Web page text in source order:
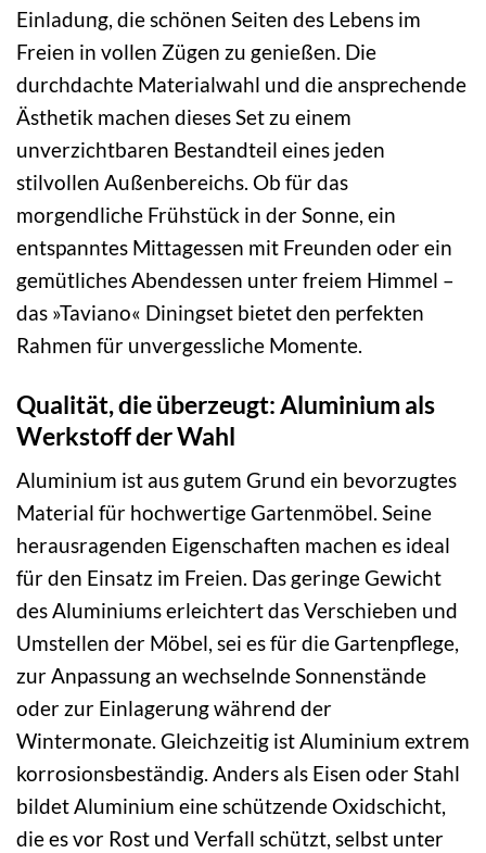
Einladung, die schönen Seiten des Lebens im
Freien in vollen Zügen zu genießen. Die
durchdachte Materialwahl und die ansprechende
Ästhetik machen dieses Set zu einem
unverzichtbaren Bestandteil eines jeden
stilvollen Außenbereichs. Ob für das
morgendliche Frühstück in der Sonne, ein
entspanntes Mittagessen mit Freunden oder ein
gemütliches Abendessen unter freiem Himmel –
das »Taviano« Diningset bietet den perfekten
Rahmen für unvergessliche Momente.
Qualität, die überzeugt: Aluminium als
Werkstoff der Wahl
Aluminium ist aus gutem Grund ein bevorzugtes
Material für hochwertige Gartenmöbel. Seine
herausragenden Eigenschaften machen es ideal
für den Einsatz im Freien. Das geringe Gewicht
des Aluminiums erleichtert das Verschieben und
Umstellen der Möbel, sei es für die Gartenpflege,
zur Anpassung an wechselnde Sonnenstände
oder zur Einlagerung während der
Wintermonate. Gleichzeitig ist Aluminium extrem
korrosionsbeständig. Anders als Eisen oder Stahl
bildet Aluminium eine schützende Oxidschicht,
die es vor Rost und Verfall schützt, selbst unter